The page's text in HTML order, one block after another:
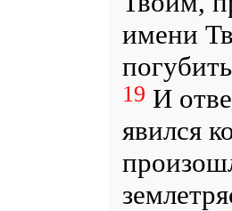
имени
19 И
явился